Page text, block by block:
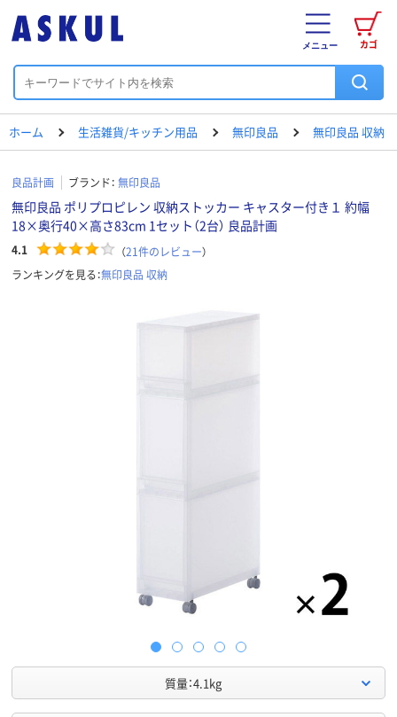
カゴ
メニュー
ホーム 生活雑貨/キッチン用品 無印良品 無印良品 収納
良品計画 ブランド： 無印良品
無印良品 ポリプロピレン 収納ストッカー キャスター付き１ 約幅
18×奥行40×高さ83cm 1セット（2台） 良品計画
4.1 （21件のレビュー）
ランキングを見る：無印良品 収納
質量：4.1kg